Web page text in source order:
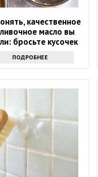
качественное
масло вы
бросьте кусочек
ПОДРОБНЕЕ